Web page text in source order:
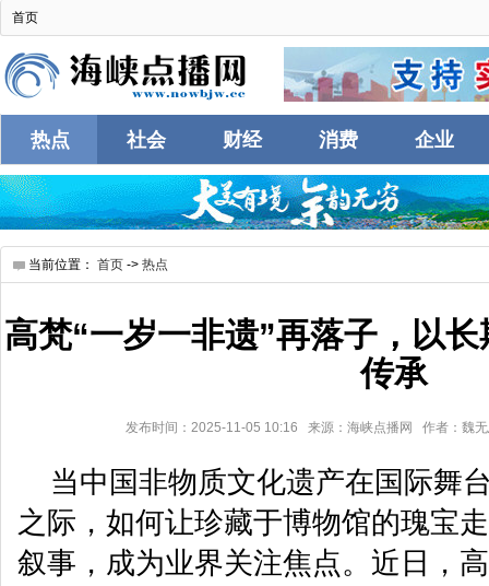
首页
热点 社会 财经 消费 企业
互联
当前位置： 首页 -> 热点
高梵“一岁一非遗”再落子，以
传承
发布时间：2025-11-05 10:16 来源：海峡点播网 作者：魏
当中国非物质文化遗产在国际舞
之际，如何让珍藏于博物馆的瑰宝
叙事，成为业界关注焦点。近日，